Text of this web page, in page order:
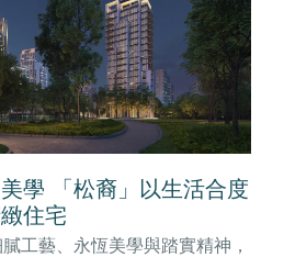
學 「松裔」以生活合度
住宅
工藝、永恆美學與踏實精神，